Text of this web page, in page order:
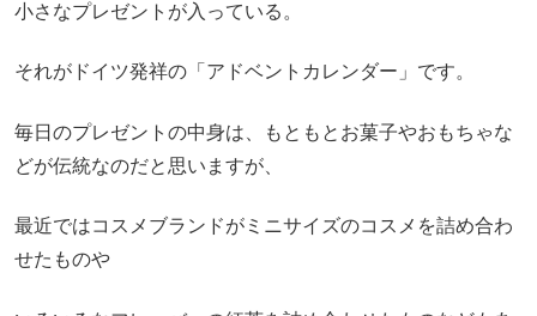
小さなプレゼントが入っている。
それがドイツ発祥の「アドベントカレンダー」です。
毎日のプレゼントの中身は、もともとお菓子やおもちゃな
どが伝統なのだと思いますが、
最近ではコスメブランドがミニサイズのコスメを詰め合わ
せたものや